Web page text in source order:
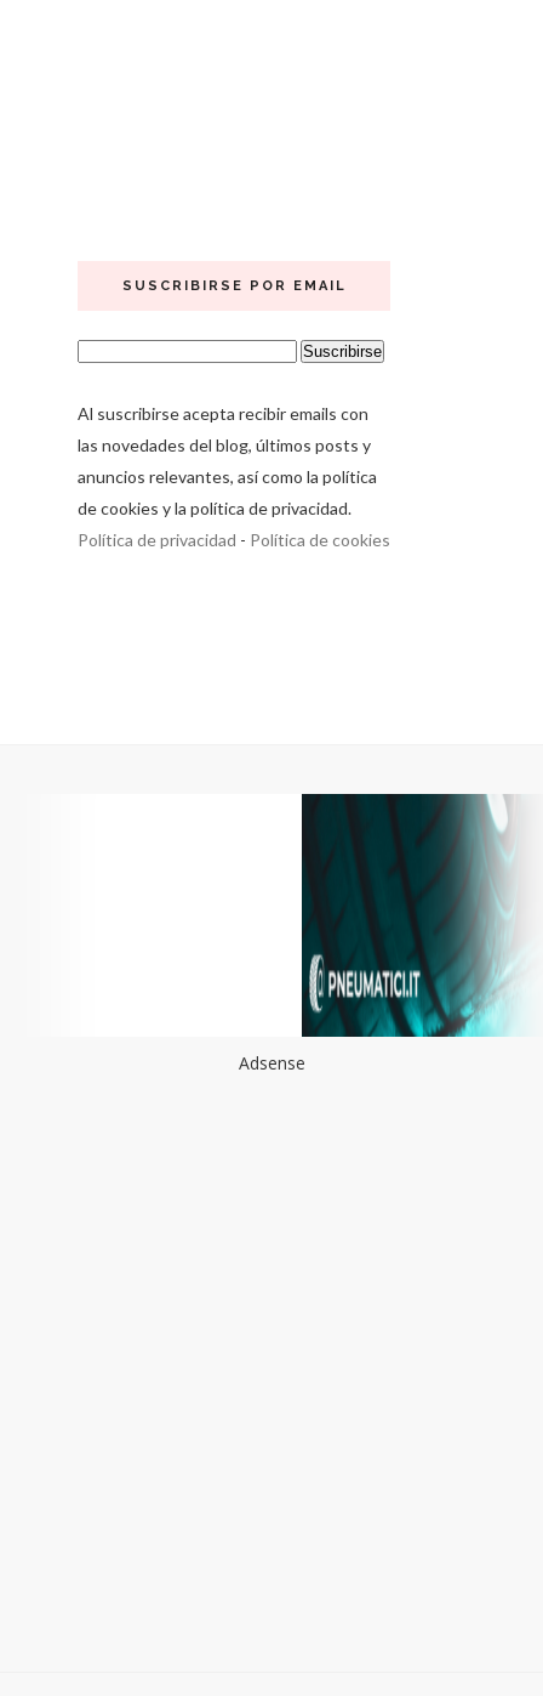
SUSCRIBIRSE POR EMAIL
Al suscribirse acepta recibir emails con
las novedades del blog, últimos posts y
anuncios relevantes, así como la política
de cookies y la política de privacidad.
Política de privacidad - Política de cookies
Adsense